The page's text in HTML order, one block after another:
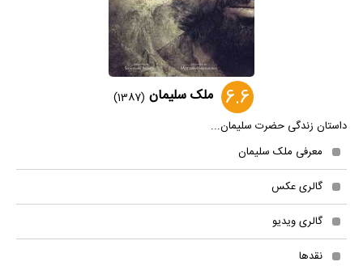
6.6 ملک سلیمان (1387)
داستان زندگی حضرت سلیمان...
معرفی ملک سلیمان
گالری عکس
گالری ویدیو
نقدها